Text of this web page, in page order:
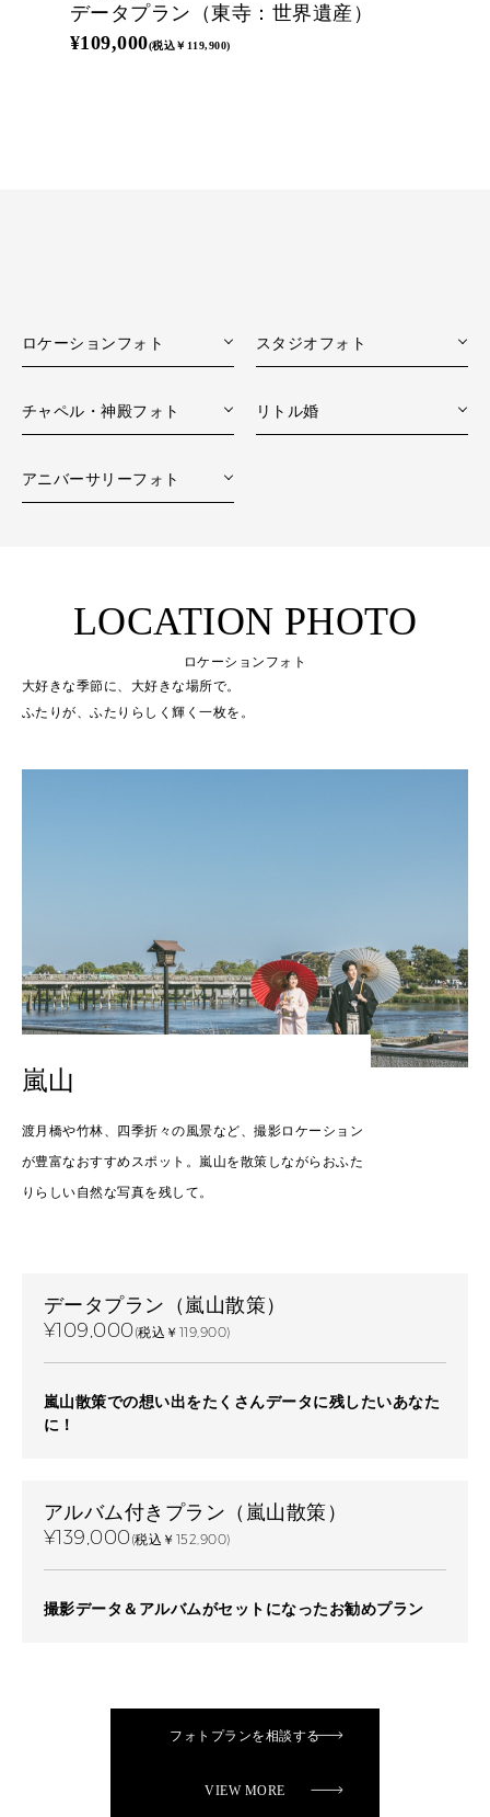
データプラン（東寺：世界遺産）
¥109,000(税込￥119,900)
ロケーションフォト スタジオフォト
チャペル・神殿フォト リトル婚
アニバーサリーフォト
LOCATION PHOTO
ロケーションフォト
大好きな季節に、大好きな場所で。
ふたりが、ふたりらしく輝く一枚を。
嵐山
渡月橋や竹林、四季折々の風景など、撮影ロケーション
が豊富なおすすめスポット。嵐山を散策しながらおふた
りらしい自然な写真を残して。
データプラン（嵐山散策）
¥109,000(税込￥119,900)
嵐山散策での想い出をたくさんデータに残したいあなた
に！
アルバム付きプラン（嵐山散策）
¥139,000(税込￥152,900)
撮影データ＆アルバムがセットになったお勧めプラン
フォトプランを相談する
VIEW MORE